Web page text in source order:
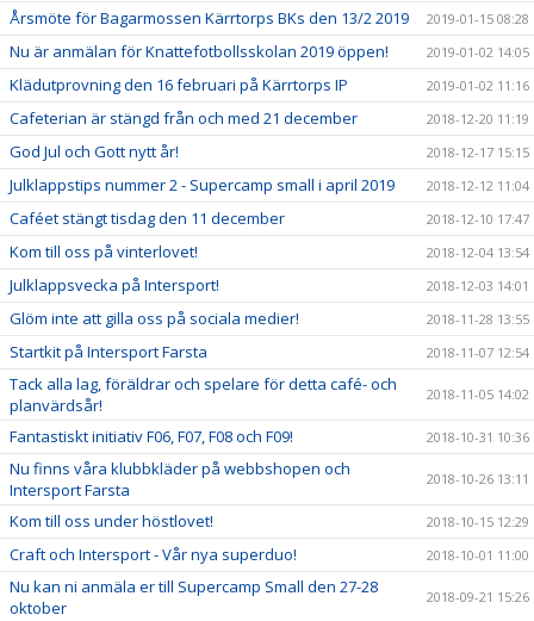
Årsmöte för Bagarmossen Kärrtorps BKs den 13/2 2019 2019-01-15 08:28
Nu är anmälan för Knattefotbollsskolan 2019 öppen! 2019-01-02 14:05
Klädutprovning den 16 februari på Kärrtorps IP 2019-01-02 11:16
Cafeterian är stängd från och med 21 december 2018-12-20 11:19
God Jul och Gott nytt år! 2018-12-17 15:15
Julklappstips nummer 2 - Supercamp small i april 2019 2018-12-12 11:04
Caféet stängt tisdag den 11 december 2018-12-10 17:47
Kom till oss på vinterlovet! 2018-12-04 13:54
Julklappsvecka på Intersport! 2018-12-03 14:01
Glöm inte att gilla oss på sociala medier! 2018-11-28 13:55
Startkit på Intersport Farsta 2018-11-07 12:54
Tack alla lag, föräldrar och spelare för detta café- och
planvärdsår!
2018-11-05 14:02
Fantastiskt initiativ F06, F07, F08 och F09! 2018-10-31 10:36
Nu finns våra klubbkläder på webbshopen och
Intersport Farsta
2018-10-26 13:11
Kom till oss under höstlovet! 2018-10-15 12:29
Craft och Intersport - Vår nya superduo! 2018-10-01 11:00
Nu kan ni anmäla er till Supercamp Small den 27-28
oktober
2018-09-21 15:26